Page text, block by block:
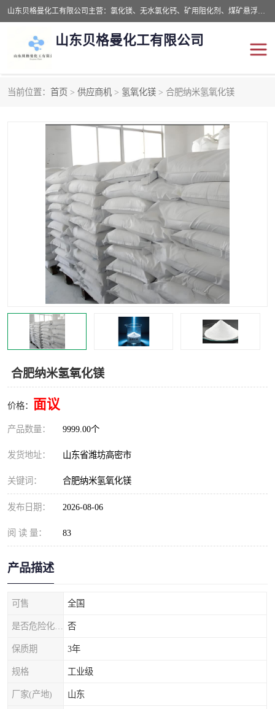
山东贝格曼化工有限公司主营：氯化镁、无水氯化钙、矿用阻化剂、煤矿悬浮剂、道路抑尘剂、氢氧化镁，防灭火剂等，公司位于山东省潍坊市滨海经济开发区,是专业从事对各种精细化工集研究、开发、制造于一体的现代化大型跨境化工企业，公司本着诚信经营、给每一位客户提供专业服务。
山东贝格曼化工有限公司
当前位置： 首页 > 供应商机 > 氢氧化镁 > 合肥纳米氢氧化镁
合肥纳米氢氧化镁
价格： 面议
产品数量： 9999.00个
发货地址： 山东省潍坊高密市
关键词： 合肥纳米氢氧化镁
发布日期： 2026-08-06
阅 读 量： 83
产品描述
可售 全国
否
保质期 3年
规格 工业级
厂家(产地) 山东
氯化钙
氯化镁 抑尘剂
氢氧化镁